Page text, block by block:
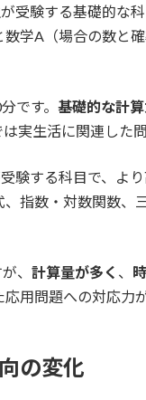
受験する基礎的な
学A（場合の数と
です。 基礎的な計
実生活に関連した
験する科目で、よ
指数・対数関数、
、 計算量が多く 、
用問題への対応力
の変化